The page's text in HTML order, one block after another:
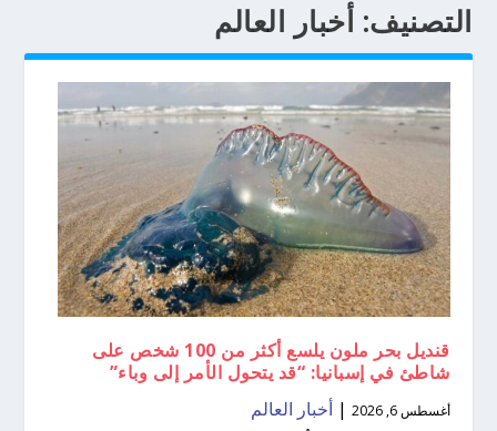
التصنيف: أخبار العالم
قنديل بحر ملون يلسع أكثر من 100 شخص على
شاطئ في إسبانيا: “قد يتحول الأمر إلى وباء”
أغسطس 6, 2026 |أخبار العالم